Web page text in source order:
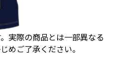
実際の商品とは一部異なる
めご了承ください。